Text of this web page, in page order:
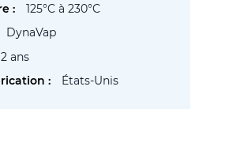
125°C à 230°C
DynaVap
2 ans
États-Unis